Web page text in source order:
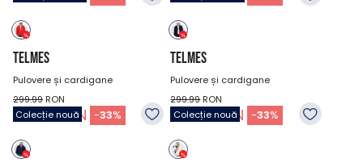
TELMES
Pulovere și cardigane
299.99 RON
199.99RON -33%
TELMES
Pulovere și cardigane
299.99RON
199.99RON -33%
Colecție nouă Colecție nouă